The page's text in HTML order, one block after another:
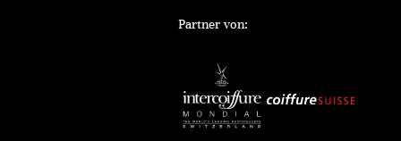
Partner von: